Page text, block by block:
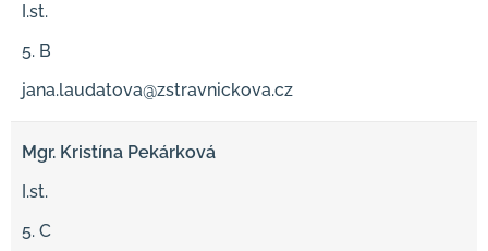
I.st.
5. B
jana.laudatova@zstravnickova.cz
Mgr. Kristína Pekárková
I.st.
5. C